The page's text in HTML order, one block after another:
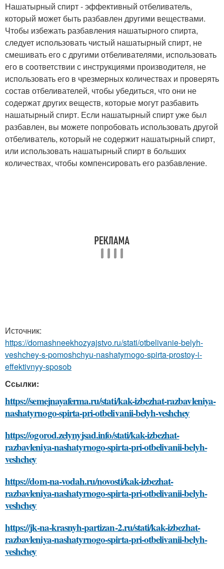
Нашатырный спирт - эффективный отбеливатель,
который может быть разбавлен другими веществами.
Чтобы избежать разбавления нашатырного спирта,
следует использовать чистый нашатырный спирт, не
смешивать его с другими отбеливателями, использовать
его в соответствии с инструкциями производителя, не
использовать его в чрезмерных количествах и проверять
состав отбеливателей, чтобы убедиться, что они не
содержат других веществ, которые могут разбавить
нашатырный спирт. Если нашатырный спирт уже был
разбавлен, вы можете попробовать использовать другой
отбеливатель, который не содержит нашатырный спирт,
или использовать нашатырный спирт в больших
количествах, чтобы компенсировать его разбавление.
Источник:
https://domashneekhozyajstvo.ru/stati/otbelivanie-belyh-
veshchey-s-pomoshchyu-nashatyrnogo-spirta-prostoy-i-
effektivnyy-sposob
Ссылки:
https://semejnayaferma.ru/stati/kak-izbezhat-razbavleniya-
nashatyrnogo-spirta-pri-otbelivanii-belyh-veshchey
https://ogorod.zelynyjsad.info/stati/kak-izbezhat-
razbavleniya-nashatyrnogo-spirta-pri-otbelivanii-belyh-
veshchey
https://dom-na-vodah.ru/novosti/kak-izbezhat-
razbavleniya-nashatyrnogo-spirta-pri-otbelivanii-belyh-
veshchey
https://jk-na-krasnyh-partizan-2.ru/stati/kak-izbezhat-
razbavleniya-nashatyrnogo-spirta-pri-otbelivanii-belyh-
veshchey